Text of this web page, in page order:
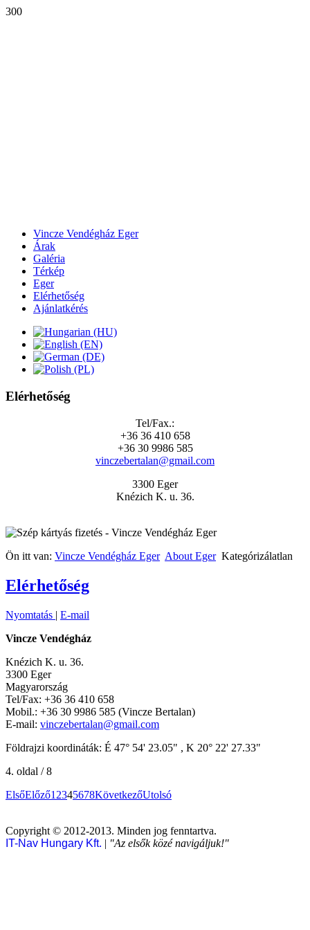
300
Vincze Vendégház Eger
Árak
Galéria
Térkép
Eger
Elérhetőség
Ajánlatkérés
Elérhetőség
Tel/Fax.:
+36 36 410 658
+36 30 9986 585
vinczebertalan@gmail.com
3300 Eger
Knézich K. u. 36.
Ön itt van: Vincze Vendégház Eger About Eger Kategórizálatlan
Elérhetőség
Nyomtatás | E-mail
Vincze Vendégház
Knézich K. u. 36.
3300 Eger
Magyarország
Tel/Fax: +36 36 410 658
Mobil.: +36 30 9986 585 (Vincze Bertalan)
E-mail: vinczebertalan@gmail.com
Földrajzi koordináták: É 47° 54' 23.05" , K 20° 22' 27.33"
4. oldal / 8
ElsőElőző1 2345678KövetkezőUtolsó
Copyright © 2012-2013. Minden jog fenntartva.
IT-Nav Hungary Kft. | "Az elsők közé navigáljuk!"